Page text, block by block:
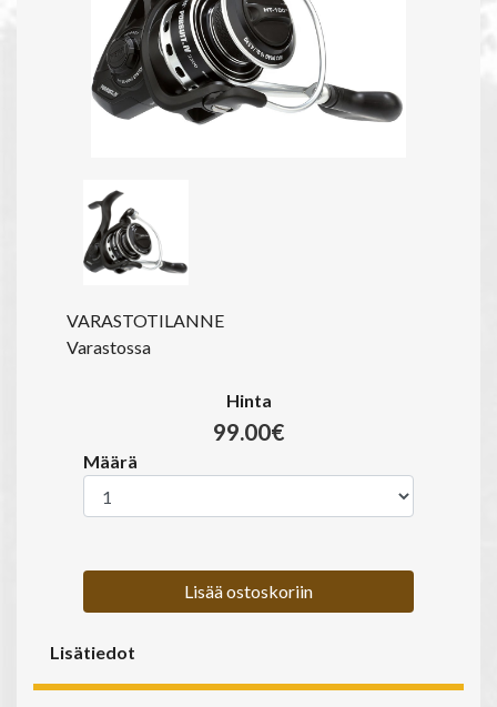
VARASTOTILANNE
Varastossa
Hinta
99.00€
Määrä
Lisää ostoskoriin
Lisätiedot